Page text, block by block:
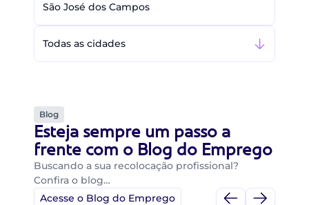
São José dos Campos
Todas as cidades
Blog
Esteja sempre um passo a
frente com o Blog do Emprego
Buscando a sua recolocação profissional?
Confira o blog…
Acesse o Blog do Emprego